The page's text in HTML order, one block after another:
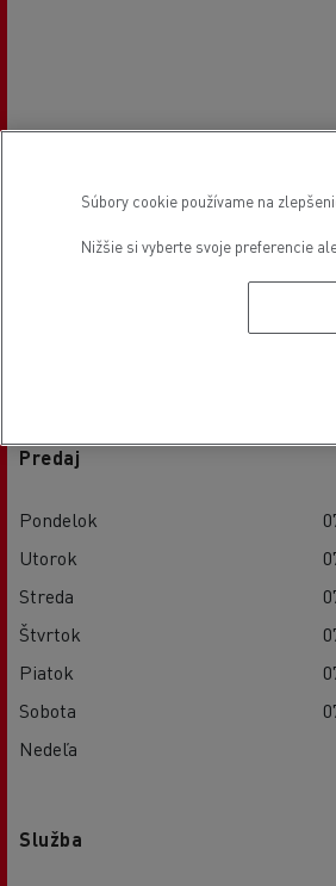
Otváracie hodiny
Predaj
Pondelok
Utorok
Streda
Štvrtok
Piatok
Sobota
Nedeľa
Služba
Súbory cookie používame na
Nižšie si vyberte svoje preferencie